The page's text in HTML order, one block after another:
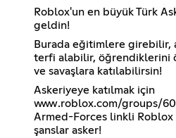
Roblox'un en büyük Türk
geldin!
Burada eğitimlere girebilir,
terfi alabilir, öğrendiklerini
ve savaşlara katılabilirsin!
Askeriyeye katılmak için
www.roblox.com/groups/
Armed-Forces linkli Roblox
şanslar asker!